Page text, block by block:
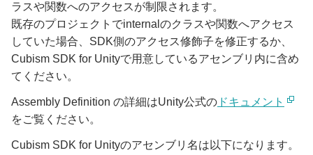
ラスや関数へのアクセスが制限されます。
既存のプロジェクトでinternalのクラスや関数へアクセス
していた場合、SDK側のアクセス修飾子を修正するか、
Cubism SDK for Unityで用意しているアセンブリ内に含め
てください。
Assembly Definition の詳細はUnity公式の ドキュメント
をご覧ください。
Cubism SDK for Unityのアセンブリ名は以下になります。